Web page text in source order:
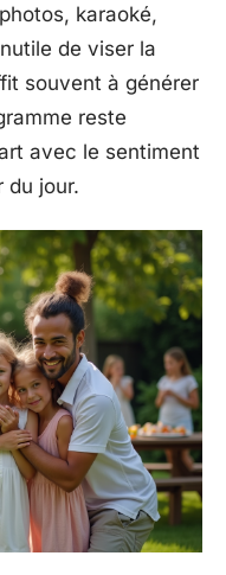
karaoké,
de viser la
souvent à générer
reste
avec le sentiment
du jour.